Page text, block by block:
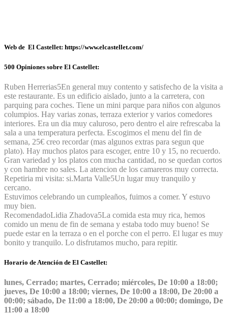
Web de El Castellet: https://www.elcastellet.com/
500 Opiniones sobre El Castellet:
Ruben Herrerias5En general muy contento y satisfecho de la visita a
este restaurante. Es un edificio aislado, junto a la carretera, con
parquing para coches. Tiene un mini parque para niños con algunos
columpios. Hay varias zonas, terraza exterior y varios comedores
interiores. Era un dia muy caluroso, pero dentro el aire refrescaba la
sala a una temperatura perfecta. Escogimos el menu del fin de
semana, 25€ creo recordar (mas algunos extras para segun que
plato). Hay muchos platos para escoger, entre 10 y 15, no recuerdo.
Gran variedad y los platos con mucha cantidad, no se quedan cortos
y con hambre no sales. La atencion de los camareros muy correcta.
Repetiria mi visita: si.Marta Valle5Un lugar muy tranquilo y
cercano.
Estuvimos celebrando un cumpleaños, fuimos a comer. Y estuvo
muy bien.
RecomendadoLidia Zhadova5La comida esta muy rica, hemos
comido un menu de fin de semana y estaba todo muy bueno! Se
puede estar en la terraza o en el porche con el perro. El lugar es muy
bonito y tranquilo. Lo disfrutamos mucho, para repitir.
Horario de Atención de El Castellet:
lunes, Cerrado; martes, Cerrado; miércoles, De 10:00 a 18:00;
jueves, De 10:00 a 18:00; viernes, De 10:00 a 18:00, De 20:00 a
00:00; sábado, De 11:00 a 18:00, De 20:00 a 00:00; domingo, De
11:00 a 18:00